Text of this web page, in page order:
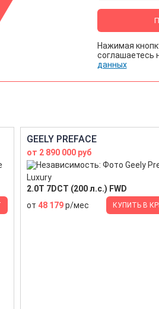
Нажимая
соглашаетесь
данных
GEELY PREFACE
от 2 890 000 руб
Luxury
2.0T 7DCT (200 л.с.) FWD
от 48 179р/мес КУПИТЬ В